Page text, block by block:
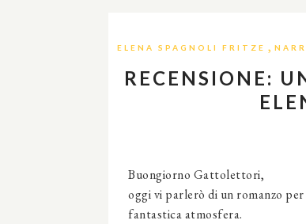
ELENA SPAGNOLI FRITZE ,
RECENSIONE:
Buongiorno Gattolettori,
oggi vi parlerò di un romanzo
fantastica atmosfera.